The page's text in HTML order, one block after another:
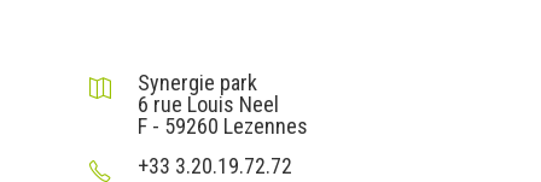
Synergie park
6 rue Louis Neel
F - 59260 Lezennes
+33 3.20.19.72.72